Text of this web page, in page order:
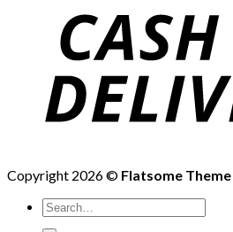
Copyright 2026 © Flatsome Theme
Search
for: